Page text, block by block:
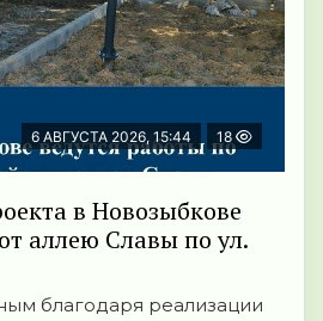
6 АВГУСТА 2026, 15:44 18
в Новозыбкове
аллею Славы по ул.
благодаря реализации